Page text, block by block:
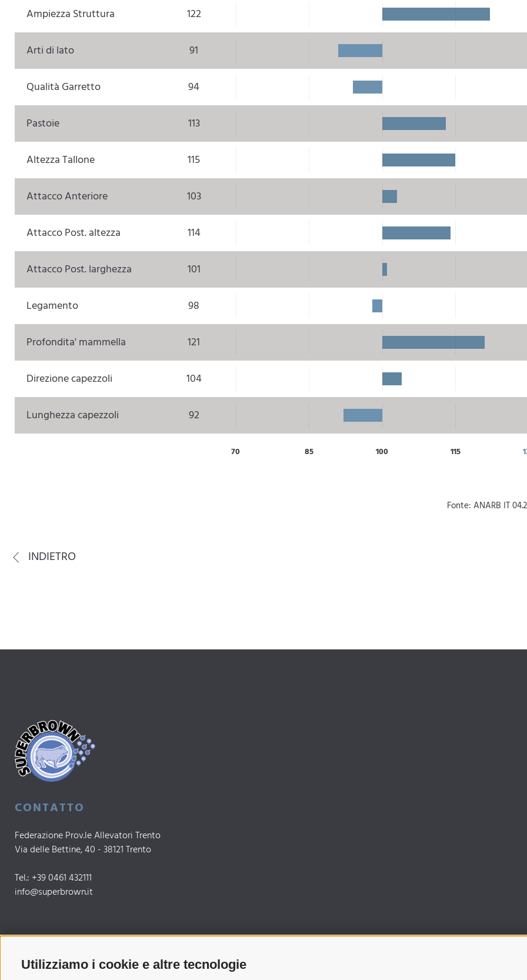
Utilizziamo i cookie e altre tecnologie
Ampiezza Struttura 122
Arti di lato 91
Qualità Garretto 94
Pastoie 113
Altezza Tallone 115
Attacco Anteriore 103
Attacco Post. altezza 114
Attacco Post. larghezza 101
Legamento 98
Profondita' mammella 121
Direzione capezzoli 104
Lunghezza capezzoli 92
70 85 100 115
Fonte: ANARB IT
INDIETRO
CONTATTO
Federazione Prov.le Allevatori Trento
Via delle Bettine, 40 - 38121 Trento
Tel.: +39 0461 432111
info@superbrown.it
SEMPRE AGGIORNATI